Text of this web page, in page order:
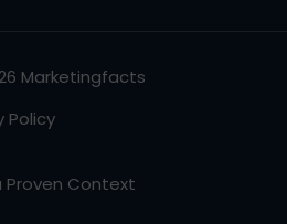
Marketingfacts
Policy
Context